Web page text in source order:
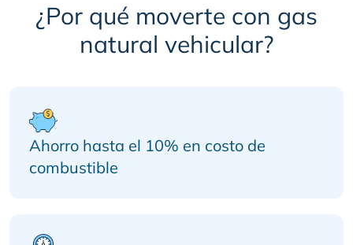
¿Por qué moverte con gas
natural vehicular?
Ahorro hasta el 10% en costo de
combustible